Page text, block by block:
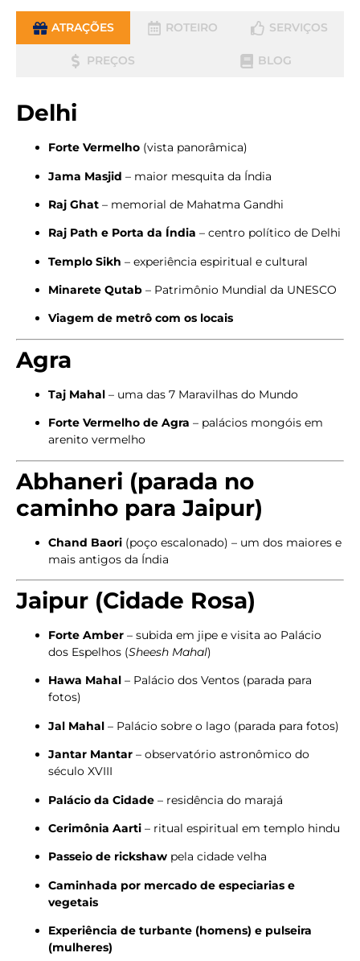
ATRAÇÕES ROTEIRO SERVIÇOS
PREÇOS BLOG
Delhi
Forte Vermelho (vista panorâmica)
Jama Masjid – maior mesquita da Índia
Raj Ghat – memorial de Mahatma Gandhi
Raj Path e Porta da Índia – centro político de Delhi
Templo Sikh – experiência espiritual e cultural
Minarete Qutab – Patrimônio Mundial da UNESCO
Viagem de metrô com os locais
Agra
Taj Mahal – uma das 7 Maravilhas do Mundo
Forte Vermelho de Agra – palácios mongóis em
arenito vermelho
Abhaneri (parada no
caminho para Jaipur)
Chand Baori (poço escalonado) – um dos maiores e
mais antigos da Índia
Jaipur (Cidade Rosa)
Forte Amber – subida em jipe e visita ao Palácio
dos Espelhos (Sheesh Mahal)
Hawa Mahal – Palácio dos Ventos (parada para
fotos)
Jal Mahal – Palácio sobre o lago (parada para fotos)
Jantar Mantar – observatório astronômico do
século XVIII
Palácio da Cidade – residência do marajá
Cerimônia Aarti – ritual espiritual em templo hindu
Passeio de rickshaw pela cidade velha
Caminhada por mercado de especiarias e
vegetais
Experiência de turbante (homens) e pulseira
(mulheres)